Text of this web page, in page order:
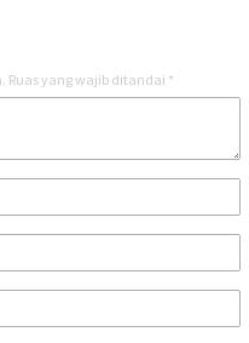
Ruas yang wajib ditandai *